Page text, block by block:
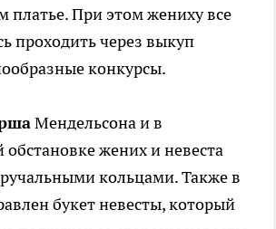
платье. При этом жениху все
проходить через выкуп
конкурсы.
Мендельсона и в
жених и невеста
кольцами. Также в
букет невесты, который